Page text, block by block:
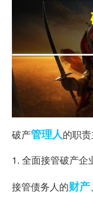
破产管理人的职
1. 全面接管破产企
接管债务人的财产